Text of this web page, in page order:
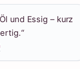
und Essig – kurz